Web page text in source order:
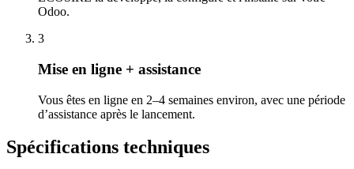
Odoo.
3
Mise en ligne + assistance
Vous êtes en ligne en 2–4 semaines environ, avec une période
d’assistance après le lancement.
Spécifications techniques